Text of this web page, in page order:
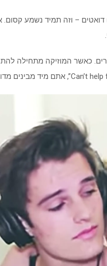
– וזה תמיד נשמע
כאשר המוזיקה מתחילה